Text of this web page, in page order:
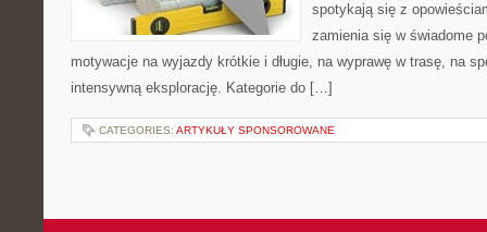
spotykają się z
zamienia się w świadome
motywacje na wyjazdy krótkie i długie, na wyprawę w trasę, na
intensywną eksplorację. Kategorie do […]
CATEGORIES: ARTYKUŁY SPONSOROWANE